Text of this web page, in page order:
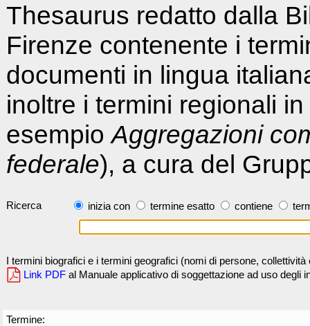
Thesaurus redatto dalla
Firenze contenente i
documenti in lingua
inoltre i termini regionali
esempioAggregazioni
federale), a cura del
Ricerca inizia con termine esatto contiene
I termini biografici e i termini geografici (nomi di persone,
Link PDF al Manuale applicativo di soggettazione ad uso degli
Termine: